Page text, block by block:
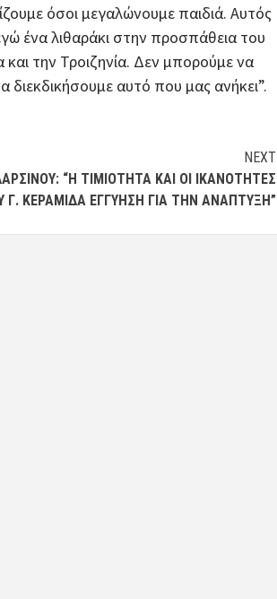
όσοι μεγαλώνουμε παιδιά. Αυτός
ένα λιθαράκι στην προσπάθεια του
την Τροιζηνία. Δεν μπορούμε να
αυτό που μας ανήκει”.
NEXT
“Η ΤΙΜΙΌΤΗΤΑ ΚΑΙ ΟΙ ΙΚΑΝΌΤΗΤΕΣ
Γ. ΚΕΡΑΜΊΔΑ ΕΓΓΎΗΣΗ ΓΙΑ ΤΗΝ ΑΝΆΠΤΥΞΗ”